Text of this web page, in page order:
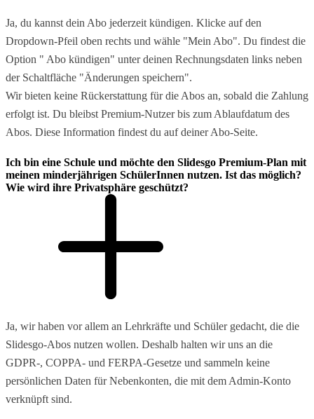
Ja, du kannst dein Abo jederzeit kündigen. Klicke auf den
Dropdown-Pfeil oben rechts und wähle "Mein Abo". Du findest die
Option " Abo kündigen" unter deinen Rechnungsdaten links neben
der Schaltfläche "Änderungen speichern".
Wir bieten keine Rückerstattung für die Abos an, sobald die Zahlung
erfolgt ist. Du bleibst Premium-Nutzer bis zum Ablaufdatum des
Abos. Diese Information findest du auf deiner Abo-Seite.
Ich bin eine Schule und möchte den Slidesgo Premium-Plan mit
meinen minderjährigen SchülerInnen nutzen. Ist das möglich?
Wie wird ihre Privatsphäre geschützt?
Ja, wir haben vor allem an Lehrkräfte und Schüler gedacht, die die
Slidesgo-Abos nutzen wollen. Deshalb halten wir uns an die
GDPR-, COPPA- und FERPA-Gesetze und sammeln keine
persönlichen Daten für Nebenkonten, die mit dem Admin-Konto
verknüpft sind.